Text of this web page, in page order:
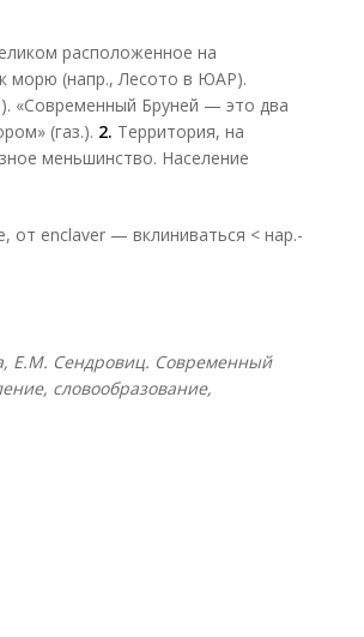
расположенное на
морю (напр., Лесото в ЮАР).
«Современный Бруней — это два
(газ.). 2. Территория, на
меньшинство. Население
от enclaver — вклиниваться < нар.-
Е.М. Сендровиц. Современный
словообразование,